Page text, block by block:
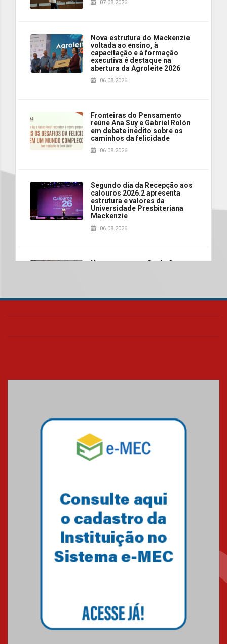
07.08.2026
Nova estrutura do Mackenzie
voltada ao ensino, à
capacitação e à formação
executiva é destaque na
abertura da Agroleite 2026
06.08.2026
Fronteiras do Pensamento
reúne Ana Suy e Gabriel Rolón
em debate inédito sobre os
caminhos da felicidade
06.08.2026
Segundo dia da Recepção aos
calouros 2026.2 apresenta
estrutura e valores da
Universidade Presbiteriana
Mackenzie
06.08.2026
Nova apresentação do Centro
realizará nova edição da Feira
04.08.2026
Mackenzie recepciona os
calouros do segundo semestre
Como o Colégio Mackenzie
Brasília prepara seus
estudantes para o PAS antes
mesmo do Ensino Médio
04.08.2026